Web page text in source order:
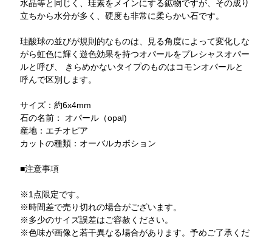
水晶等と同じく、珪素をメインにする鉱物ですが、その成り
立ちから水分が多く、硬度も非常に柔らかい石です。
珪酸球の並びが規則的なものは、見る角度によって変化しな
がら虹色に輝く遊色効果を持つオパールをプレシャスオパー
ルと呼び、 きらめかないタイプのものはコモンオパールと
呼んで区別します。
サイズ：約6x4mm
石の名前： オパール（opal)
産地：エチオピア
カットの種類：オーバルカボション
■注意事項
※1点限定です。
※時間差で売り切れの場合がございます。
※多少のサイズ誤差はご容赦ください。
※色味が画像と若干異なる場合があります。予めご了承くだ